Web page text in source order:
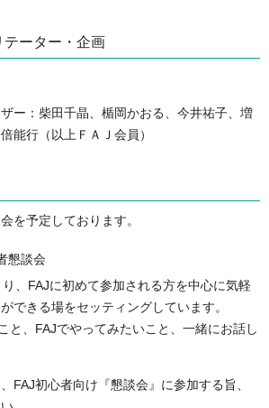
ーター・企画
ー：柴田千晶、楯岡かおる、今井祐子、増
能行（以上ＦＡＪ会員）
を予定しております。
懇談会
、FAJに初めて参加される方を中心に気軽
できる場をセッティングしています。
と、FAJでやってみたいこと、一緒にお話し
FAJ初心者向け『懇談会』に参加する旨、